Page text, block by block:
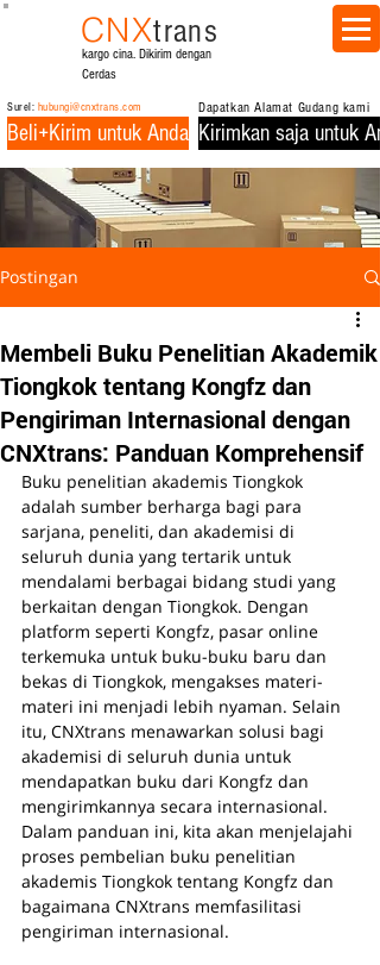
CNXtrans
kargo cina. Dikirim dengan
Cerdas
Surel: hubungi@cnxtrans.com
Beli+Kirim untuk Anda
Dapatkan Alamat Gudang kami
Kirimkan saja untuk
Postingan
Membeli Buku Penelitian Akademik
Tiongkok tentang Kongfz dan
Pengiriman Internasional dengan
CNXtrans: Panduan Komprehensif
Buku penelitian akademis Tiongkok
adalah sumber berharga bagi para
sarjana, peneliti, dan akademisi di
seluruh dunia yang tertarik untuk
mendalami berbagai bidang studi yang
berkaitan dengan Tiongkok. Dengan
platform seperti Kongfz, pasar online
terkemuka untuk buku-buku baru dan
bekas di Tiongkok, mengakses materi-
materi ini menjadi lebih nyaman. Selain
itu, CNXtrans menawarkan solusi bagi
akademisi di seluruh dunia untuk
mendapatkan buku dari Kongfz dan
mengirimkannya secara internasional.
Dalam panduan ini, kita akan menjelajahi
proses pembelian buku penelitian
akademis Tiongkok tentang Kongfz dan
bagaimana CNXtrans memfasilitasi
pengiriman internasional.